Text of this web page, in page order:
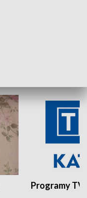
Programy